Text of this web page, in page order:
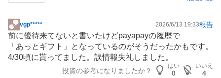
掲
示
記
vgp***** 2026/6/13 19:33報告
前に優待来てないと書いたけどpayapayの履歴で
「あっとギフト」となっているのがそうだったかもです。
4/30頃に貰ってました。誤情報失礼しました。
投資の参考になりましたか？
はい
0
いいえ
4